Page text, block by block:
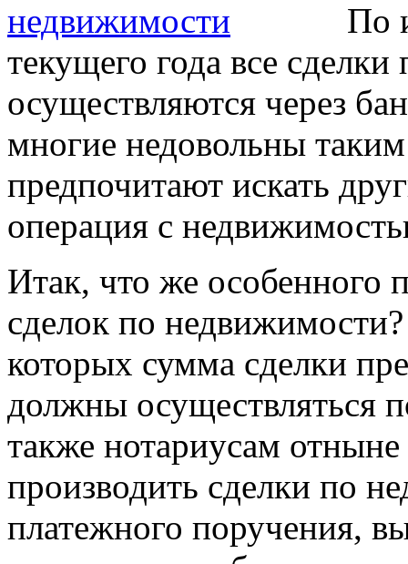
По
текущего года все
осуществляются через
многие недовольны
предпочитают искать
операция с
Итак, что же особенного
сделок по
которых сумма сделки
должны осуществляться
также нотариусам отныне
производить сделки по
платежного поручения,